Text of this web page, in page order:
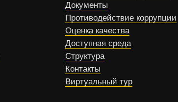
Документы
Противодействие коррупции
Оценка качества
Доступная среда
Структура
Контакты
Виртуальный тур